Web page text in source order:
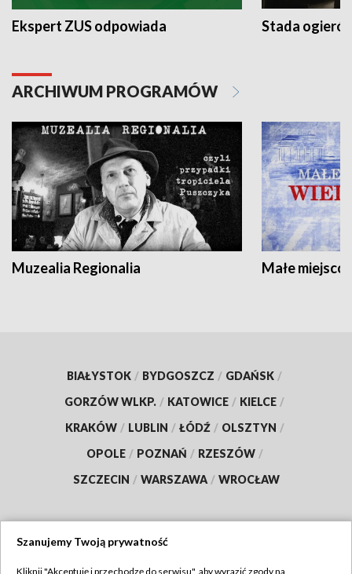
Ekspert ZUS odpowiada Stada
ARCHIWUM PROGRAMÓW
Muzealia Regionalia Małe
BIAŁYSTOK / BYDGOSZCZ / GDAŃSK /
GORZÓW WLKP. / KATOWICE / KIELCE /
KRAKÓW / LUBLIN / ŁÓDŹ / OLSZTYN /
OPOLE / POZNAŃ / RZESZÓW /
SZCZECIN / WARSZAWA / WROCŁAW
Szanujemy Twoją prywatność
Kliknij "Akceptuję i przechodzę do serwisu", aby wyrazić zgody na